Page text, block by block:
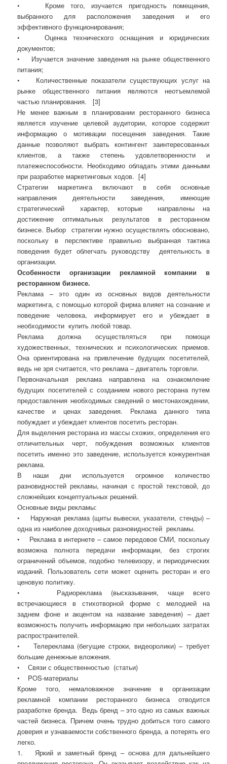
•
Кроме того, изучается пригодность помещения,
выбранного для расположения заведения и его
эффективного функционирования;
•
Оценка технического оснащения и юридических
документов;
•
Изучается значение заведения на рынке общественного
питания;
•
Количественные показатели существующих услуг на
рынке общественного питания являются неотъемлемой
частью планирования.
[3]
Не менее важным в планировании ресторанного бизнеса
является изучение целевой аудитории, которое содержит
информацию о мотивации посещения заведения. Такие
данные позволяют выбрать контингент заинтересованных
клиентов, а также степень удовлетворенности и
платежеспособности. Необходимо обладать этими данными
при разработке маркетинговых ходов. [4]
Стратегии маркетинга включают в себя основные
направления деятельности заведения, имеющие
стратегический
характер, которые
направлены на
достижение оптимальных результатов в ресторанном
бизнесе. Выбор стратегии нужно осуществлять обосновано,
поскольку в перспективе правильно выбранная тактика
поведения будет облегчать руководству
деятельность в
организации.
Особенности организации рекламной компании в
ресторанном бизнесе.
Реклама – это один из основных видов деятельности
маркетинга, с помощью которой фирма влияет на сознание и
поведение человека, информирует его и убеждает в
необходимости купить любой товар.
Реклама должна осуществляться при помощи
художественных, технических и психологических приемов.
Она ориентирована на привлечение будущих посетителей,
ведь не зря считается, что реклама – двигатель торговли.
Первоначальная реклама направлена на ознакомление
будущих посетителей с созданием нового ресторана путем
предоставления необходимых сведений о местонахождении,
качестве и ценах заведения. Реклама данного типа
побуждает и убеждает клиентов посетить ресторан.
Для выделения ресторана из массы схожих, определения его
отличительных черт, побуждения возможных клиентов
посетить именно это заведение, используется конкурентная
реклама.
В наши дни используется огромное количество
разновидностей рекламы, начиная с простой текстовой, до
сложнейших концептуальных решений.
Основные виды рекламы:
•
Наружная реклама (щиты вывески, указатели, стенды) –
одна из наиболее доходчивых разновидностей рекламы.
•
Реклама в интернете – самое передовое СМИ, поскольку
возможна полнота передачи информации, без строгих
ограничений объемов, подобно телевизору, и периодических
изданий. Пользователь сети может оценить ресторан и его
ценовую политику.
•
Радиореклама (высказывания, чаще всего
встречающиеся в стихотворной форме с мелодией на
заднем фоне и акцентом на название заведения) – дает
возможность получить информацию при небольших затратах
распространителей.
•
Телереклама (бегущие строки, видеоролики) – требует
большие денежные вложения.
•
Связи с общественностью (статьи)
•
POS-материалы
Кроме того, немаловажное значение в организации
рекламной компании ресторанного бизнеса отводится
разработке бренда. Ведь бренд – это одно из самых важных
частей бизнеса. Причем очень трудно добиться того самого
доверия и узнаваемости собственного бренда, а потерять его
легко.
1.
Яркий и заметный бренд – основа для дальнейшего